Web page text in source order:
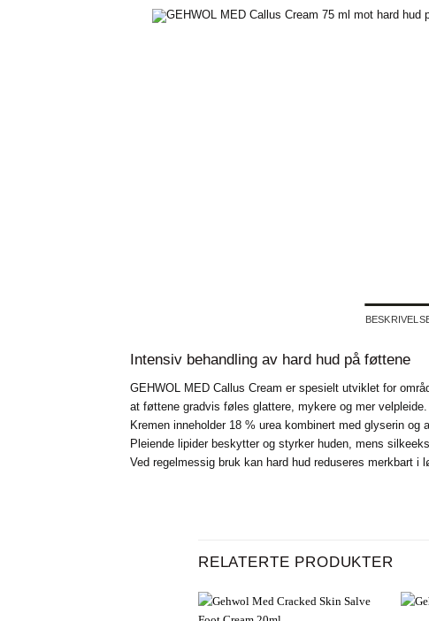
Intensiv behandling av hard hud på føttene
GEHWOL MED Callus Cream er spesielt utviklet for
at føttene gradvis føles glattere, mykere og mer velpleide.
Kremen inneholder 18 % urea kombinert med glyserin
Pleiende lipider beskytter og styrker huden, mens
Ved regelmessig bruk kan hard hud reduseres merkbart i
RELATERTE PRODUKTER